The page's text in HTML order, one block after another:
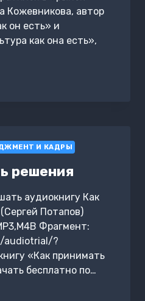
Кожевникова, автор
он есть» и
как она есть»,
И КАДРЫ
решения
аудиокнигу Как
Потапов)
Фрагмент:
audiotrial/?
«Как принимать
бесплатно по…